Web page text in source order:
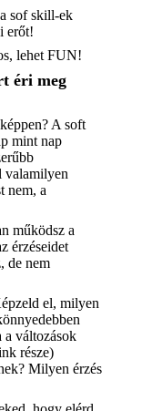
sof skill-ek
erőt!
lehet FUN!
éri meg
A soft
mint nap
valamilyen
nem, a
működsz a
érzéseidet
de nem
el, milyen
a változások
része)
Milyen érzés